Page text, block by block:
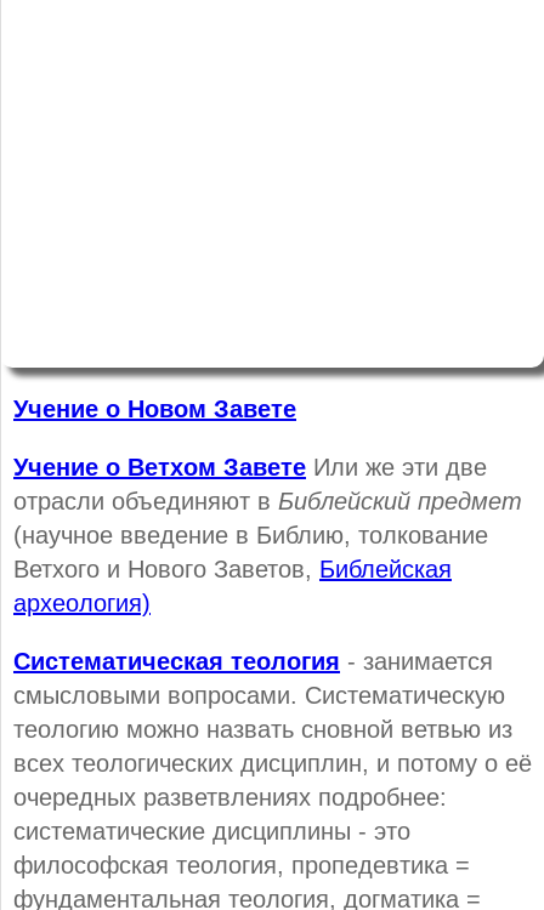
Учение о Новом Завете
Учение о Ветхом Завете Или же эти две
отрасли объединяют в Библейский предмет
(научное введение в Библию, толкование
Ветхого и Нового Заветов, Библейская
археология)
Систематическая теология - занимается
смысловыми вопросами. Систематическую
теологию можно назвать сновной ветвью из
всех теологических дисциплин, и потому о её
очередных разветвлениях подробнее:
систематические дисциплины - это
философская теология, пропедевтика =
фундаментальная теология, догматика =